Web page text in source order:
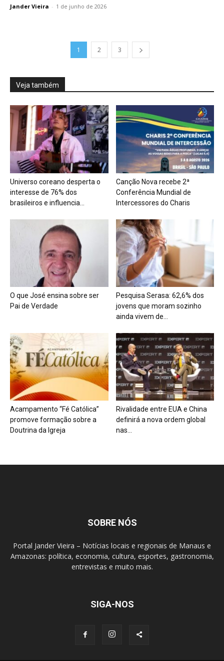
Jander Vieira - 1 de junho de 2026
1 2 3
Veja também
Universo coreano desperta o
interesse de 76% dos
brasileiros e influencia...
Canção Nova recebe 2ª
Conferência Mundial de
Intercessores do Charis
O que José ensina sobre ser
Pai de Verdade
Pesquisa Serasa: 62,6% dos
jovens que moram sozinho
ainda vivem de...
Acampamento “Fé Católica”
promove formação sobre a
Doutrina da Igreja
Rivalidade entre EUA e China
definirá a nova ordem global
nas...
SOBRE NÓS
Portal Jander Vieira – Notícias locais e regionais de Manaus e
Amazonas: política, economia, cultura, esportes, gastronomia,
entrevistas e muito mais.
SIGA-NOS